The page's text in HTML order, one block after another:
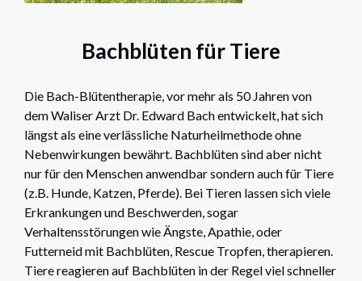
Bachblüten für Tiere
Die Bach-Blütentherapie, vor mehr als 50 Jahren von
dem Waliser Arzt Dr. Edward Bach entwickelt, hat sich
längst als eine verlässliche Naturheilmethode ohne
Nebenwirkungen bewährt. Bachblüten sind aber nicht
nur für den Menschen anwendbar sondern auch für Tiere
(z.B. Hunde, Katzen, Pferde). Bei Tieren lassen sich viele
Erkrankungen und Beschwerden, sogar
Verhaltensstörungen wie Ängste, Apathie, oder
Futterneid mit Bachblüten, Rescue Tropfen, therapieren.
Tiere reagieren auf Bachblüten in der Regel viel schneller